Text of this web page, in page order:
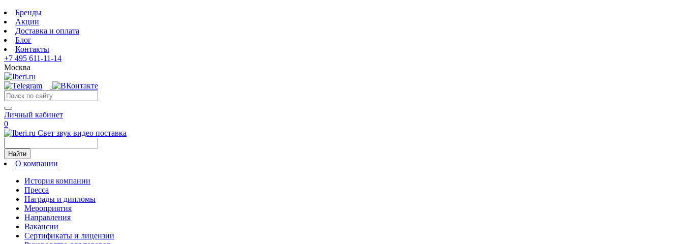
Бренды
Акции
Доставка и оплата
Блог
Контакты
+7 495 611-11-14
Москва
Личный кабинет
0
Свет звук видео поставка
Найти
О компании
История компании
Пресса
Награды и дипломы
Мероприятия
Направления
Вакансии
Сертификаты и лицензии